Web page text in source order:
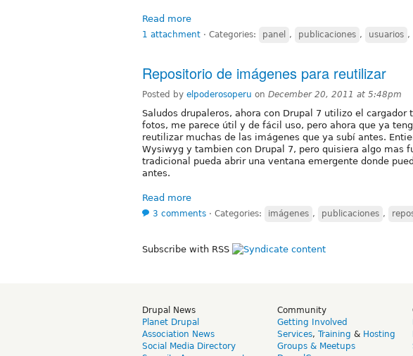
Read more
1 attachment ⋅ Categories: panel , publicaciones , usuarios ,
Repositorio de imágenes para reutilizar
Posted by elpoderosoperu on December 20, 2011 at 5:48pm
Saludos drupaleros, ahora con Drupal 7 utilizo el cargador
fotos, me parece útil y de fácil uso, pero ahora que ya
reutilizar muchas de las imágenes que ya subí antes.
Wysiwyg y tambien con Drupal 7, pero quisiera algo mas
tradicional pueda abrir una ventana emergente donde
antes.
Read more
3 comments ⋅ Categories: imágenes , publicaciones ,
Subscribe with RSS
Drupal News
Planet Drupal
Association News
Social Media Directory
Community
Getting Involved
Services, Training & Hosting
Groups & Meetups